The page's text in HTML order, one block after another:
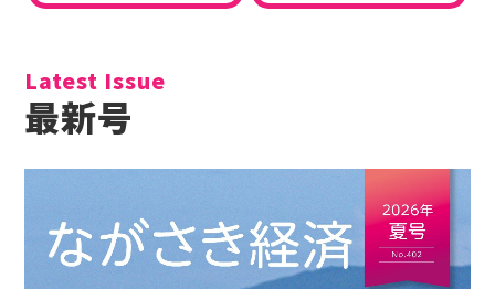
Latest Issue
最新号